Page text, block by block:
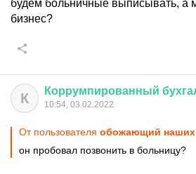
будем больничные выписывать, а
бизнес?
К Коррумпированный
10:54, 03.02.2022
От пользователя обожающий наших
он пробовал позвонить в больницу?